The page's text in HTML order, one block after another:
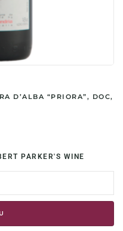
D’ALBA “PRIORA”, DOC,
PARKER'S WINE